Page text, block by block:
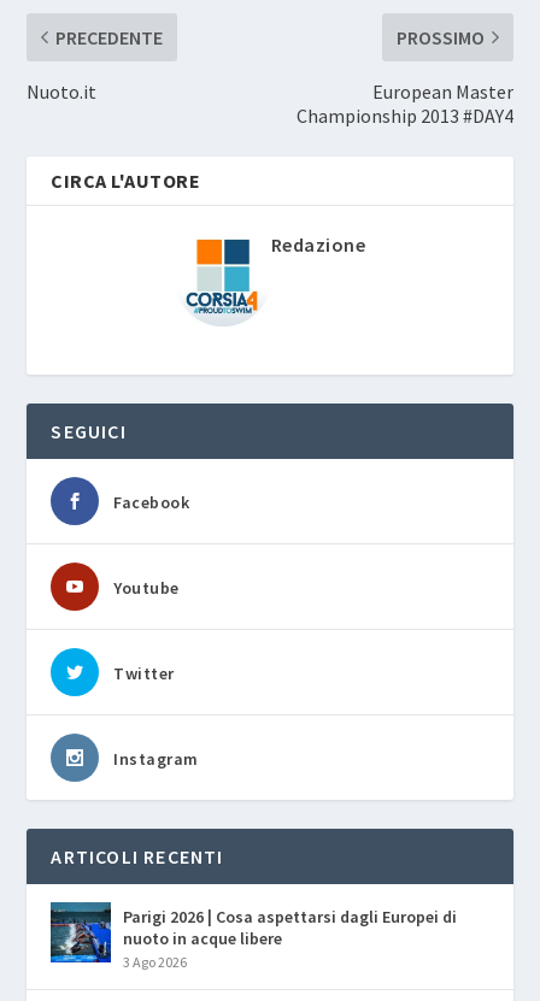
PRECEDENTE
Nuoto.it
PROSSIMO
European Master
Championship 2013 #DAY4
CIRCA L'AUTORE
Redazione
SEGUICI
Facebook
Youtube
Twitter
Instagram
ARTICOLI RECENTI
Parigi 2026 | Cosa aspettarsi dagli Europei di
nuoto in acque libere
3 Ago 2026